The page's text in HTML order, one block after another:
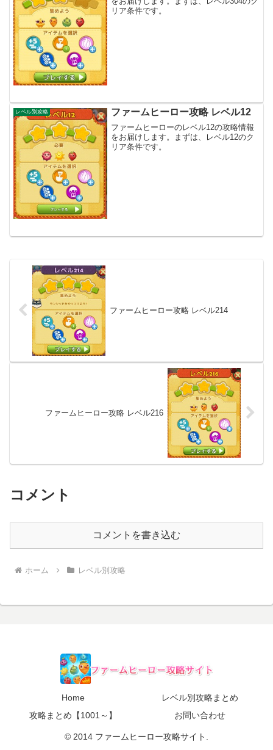
リア条件です。
レベル別攻略 ファームヒーロー攻略 レベル12
ファームヒーローのレベル12の攻略情報
をお届けします。まずは、レベル12のク
リア条件です。
ファームヒーロー攻略 レベル214
ファームヒーロー攻略 レベル216
コメント
コメントを書き込む
ホーム レベル別攻略
Home
レベル別攻略まとめ
攻略まとめ【1001～】
お問い合わせ
© 2014 ファームヒーロー攻略サイト.